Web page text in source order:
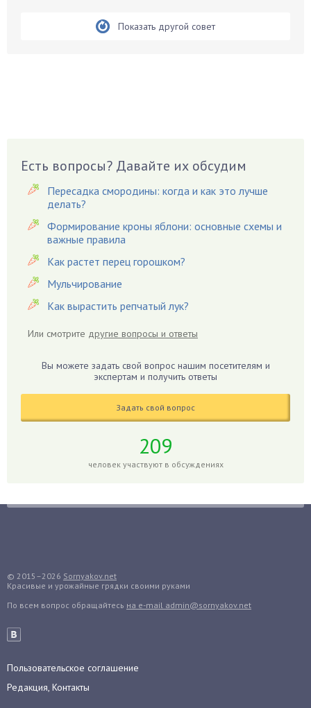
Виноград
Вишня
Вредители
Гардения
Гацания
Гвоздики
Георгины
Герань
Гиппеаструм
Годжи
Грядки
Дельфиниум
Дендробиум
Показать другой совет
Есть вопросы? Давайте их обсудим
Пересадка смородины: когда и как это лучше
делать?
Формирование кроны яблони: основные схемы и
важные правила
Как растет перец горошком?
Мульчирование
Как вырастить репчатый лук?
Или смотрите другие вопросы и ответы
Вы можете задать свой вопрос нашим посетителям и
экспертам и получить ответы
Задать свой вопрос
209
человек участвуют в обсуждениях
© 2015–2026 Sornyakov.net
Красивые и урожайные грядки своими руками
По всем вопрос обращайтесь на e-mail admin@sornyakov.net
Пользовательское соглашение
Редакция, Контакты